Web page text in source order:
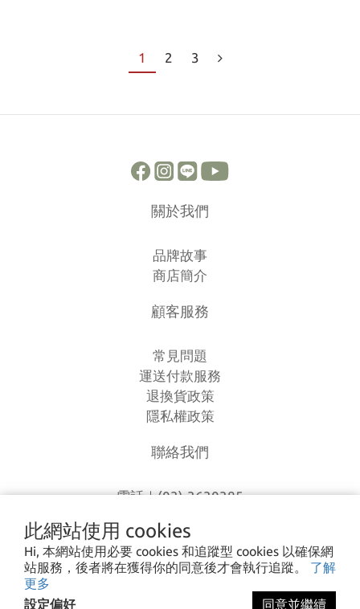
此網站使用 cookies
Hi, 本網站使用必要 cookies 和追蹤型 cookies 以確保網
站服務，後者將在獲得你的同意後才會執行追蹤。 了解
更多
設定偏好
同意並繼續
1 2 3
關於我們
品牌故事
商店簡介
顧客服務
常見問題
運送付款服務
退換貨政策
隱私權政策
聯絡我們
電話｜(03)-3630385
信箱｜loverlien@gmail.com
地址｜桃園市八德區和平路1168巷7號